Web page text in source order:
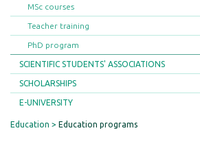
MSc courses
Teacher training
PhD program
SCIENTIFIC STUDENTS' ASSOCIATIONS
SCHOLARSHIPS
E-UNIVERSITY
Education Education programs